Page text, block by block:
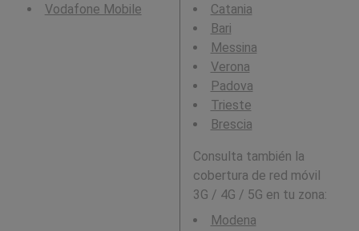
Vodafone Mobile
Catania
Bari
Messina
Verona
Padova
Trieste
Brescia
Consulta también la
cobertura de red móvil
3G / 4G / 5G en tu zona:
Modena